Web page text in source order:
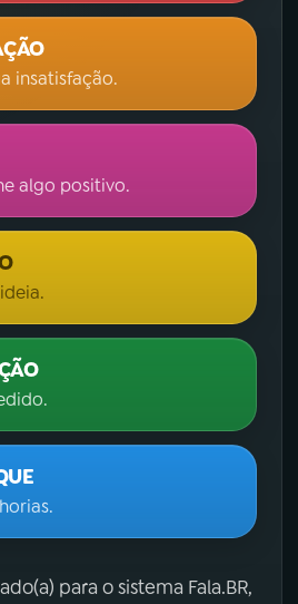
insatisfação.
algo positivo.
para o sistema Fala.BR,